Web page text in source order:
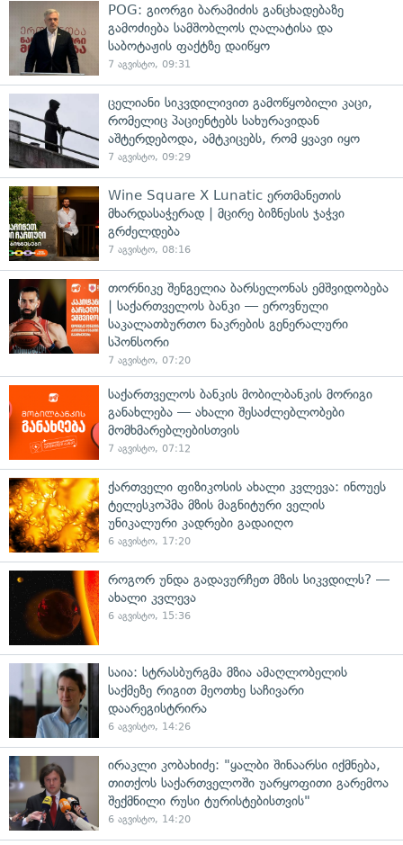
POG: გიორგი ბარამიძის განცხადებაზე
გამოძიება სამშობლოს ღალატისა და
საბოტაჟის ფაქტზე დაიწყო
7 აგვისტო, 09:31
ცელიანი სიკვდილივით გამოწყობილი კაცი,
რომელიც პაციენტებს სახურავიდან
აშტერდებოდა, ამტკიცებს, რომ ყვავი იყო
7 აგვისტო, 09:29
Wine Square X Lunatic ერთმანეთის
მხარდასაჭერად | მცირე ბიზნესის ჯაჭვი
გრძელდება
7 აგვისტო, 08:16
თორნიკე შენგელია ბარსელონას ემშვიდობება
| საქართველოს ბანკი — ეროვნული
საკალათბურთო ნაკრების გენერალური
სპონსორი
7 აგვისტო, 07:20
საქართველოს ბანკის მობილბანკის მორიგი
განახლება — ახალი შესაძლებლობები
მომხმარებლებისთვის
7 აგვისტო, 07:12
ქართველი ფიზიკოსის ახალი კვლევა: ინოუეს
ტელესკოპმა მზის მაგნიტური ველის
უნიკალური კადრები გადაიღო
6 აგვისტო, 17:20
როგორ უნდა გადავურჩეთ მზის სიკვდილს? —
ახალი კვლევა
6 აგვისტო, 15:36
საია: სტრასბურგმა მზია ამაღლობელის
საქმეზე რიგით მეოთხე საჩივარი
დაარეგისტრირა
6 აგვისტო, 14:26
ირაკლი კობახიძე: "ყალბი შინაარსი იქმნება,
თითქოს საქართველოში უარყოფითი გარემოა
შექმნილი რუსი ტურისტებისთვის"
6 აგვისტო, 14:20